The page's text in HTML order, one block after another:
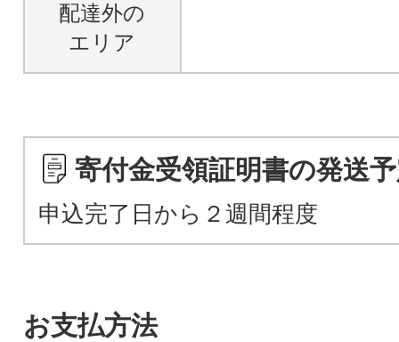
配達外の
エリア
寄付金受領証明書の発送
申込完了日から２週間程度
お支払方法